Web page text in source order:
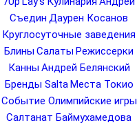
Съедин Даурен Косанов
Круглосуточные заведения
Блины Салаты Режиссерки
Канны Андрей Белянский
Бренды Salta Места Токио
Событие Олимпийские игры
Салтанат Баймухамедова